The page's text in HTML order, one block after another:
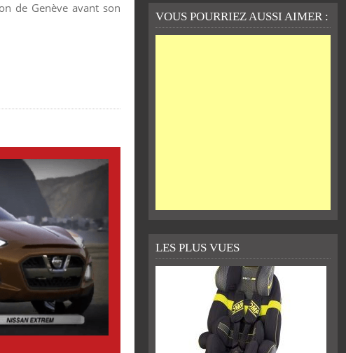
de Genève avant son
VOUS POURRIEZ AUSSI AIMER :
LES PLUS VUES